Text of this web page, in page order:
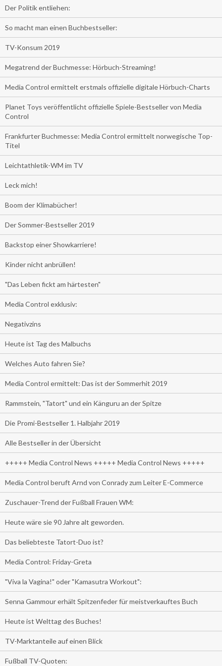
Der Politik entliehen:
So macht man einen Buchbestseller:
TV-Konsum 2019
Megatrend der Buchmesse: Hörbuch-Streaming!
Media Control ermittelt erstmals offizielle digitale Hörbuch-Charts
Planet Toys veröffentlicht offizielle Spiele-Bestseller von Media
Control
Frankfurter Buchmesse: Media Control ermittelt norwegische Top-
Titel
Leichtathletik-WM im TV
Leck mich!
Boom der Klimabücher!
Der Sommer-Bestseller 2019
Backstop einer Showkarriere!
Kinder nicht anbrüllen!
"Das Leben fickt am härtesten"
Media Control exklusiv:
Negativzins
Heute ist Tag des Malbuchs
Welches Auto fahren Sie?
Media Control ermittelt: Das ist der Sommerhit 2019
Rammstein, "Tatort" und ein Känguru an der Spitze
Die Promi-Bestseller 1. Halbjahr 2019
Alle Bestseller in der Übersicht
+++++ Media Control News +++++ Media Control News +++++
Media Control beruft Arnd von Conrady zum Leiter E-Commerce
Zuschauer-Trend der Fußball Frauen WM:
Heute wäre sie 90 Jahre alt geworden.
Das beliebteste Tatort-Duo ist?
Media Control: Friday-Greta
"Viva la Vagina!" oder "Kamasutra Workout":
Senna Gammour erhält Spitzenfeder für meistverkauftes Buch
Heute ist Welttag des Buches!
TV-Marktanteile auf einen Blick
Fußball TV-Quoten: